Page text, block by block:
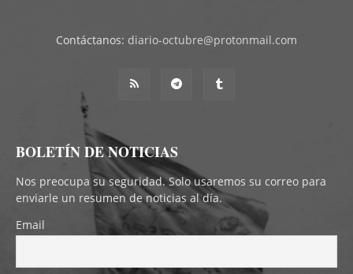
Contáctanos: diario-octubre@protonmail.com
BOLETÍN DE NOTICIAS
Nos preocupa su seguridad. Solo usaremos su correo para
enviarle un resumen de noticias al día.
Email